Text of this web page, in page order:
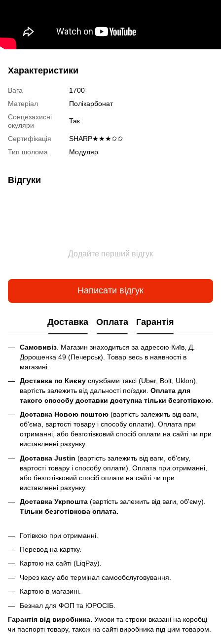
Характеристики
Вага
1700
Матеріал
Полікарбонат
Сонцезахисні
окуляри
Так
Сертифікація
SHARP★★★✩✩
Тип шолома
Модуляр
Відгуки
Додайте перший відгук
Написати відгук
Доставка Оплата Гарантія
Самовивіз . Магазин знаходиться за адресою Київ, Д.
Дорошенка 49 (Печерськ). Товар весь в наявності в
магазині.
Доставка по Києву службами таксі (Uber, Bolt, Uklon),
вартість залежить від дальності поїздки. Оплата для
такого способу доставки доступна тільки безготівкою
Доставка Новою поштою (вартість залежить від ваги,
об'єма, вартості товару і способу оплати). Оплата при
отриманні, або безготівковий спосіб оплати на сайті чи при
виставленні рахунку.
Доставка Justin (вартість залежить від ваги, об'єму,
вартості товару і способу оплати). Оплата при отриманні,
або безготівковий спосіб оплати на сайті чи при
виставленні рахунку.
Доставка Укрпошта (вартість залежить від ваги, об'єму).
Тільки безготівкова оплата.
Готівкою при отриманні.
Перевод на картку.
Картою на сайті (LiqPay).
Через касу або термінал самообслуговування.
Картою в магазині.
Безнал для ФОП та ЮРОСІБ.
Гарантія від виробника. Умови та строки вказані на коробці
чи паспорті товару, також на сайті виробника під цим товаром.